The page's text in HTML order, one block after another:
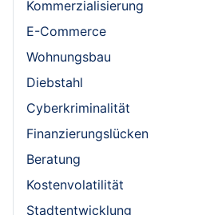
Kommerzialisierung
E-Commerce
Wohnungsbau
Diebstahl
Cyberkriminalität
Finanzierungslücken
Beratung
Kostenvolatilität
Stadtentwicklung